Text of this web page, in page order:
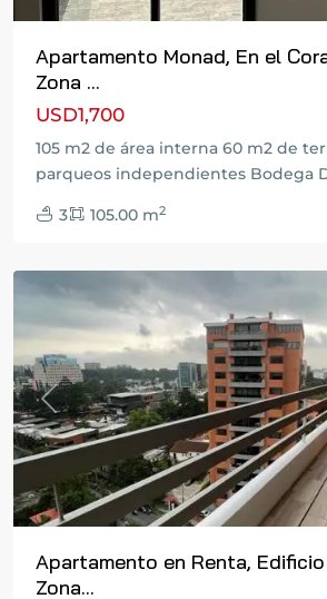
Apartamento Monad, En el
Zona ...
USD1,700
105 m2 de área interna 60 m2 de
parqueos independientes Bodega
3 105.00 m2
Zona
Previous
Apartamento en Renta, Edificio
Zona...